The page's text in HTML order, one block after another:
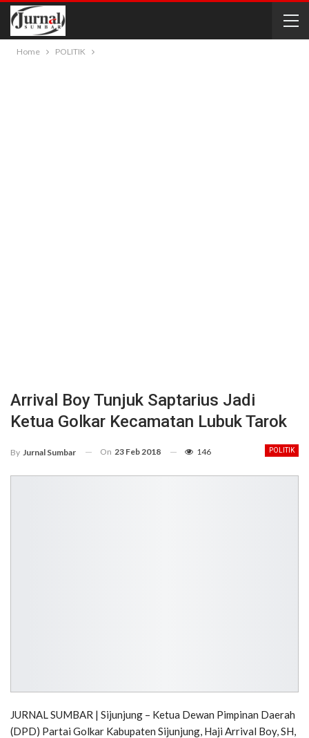
Home POLITIK
Arrival Boy Tunjuk Saptarius Jadi
Ketua Golkar Kecamatan Lubuk Tarok
POLITIK
By Jurnal Sumbar On 23 Feb 2018 146
JURNAL SUMBAR | Sijunjung – Ketua Dewan Pimpinan Daerah
(DPD) Partai Golkar Kabupaten Sijunjung, Haji Arrival Boy, SH,